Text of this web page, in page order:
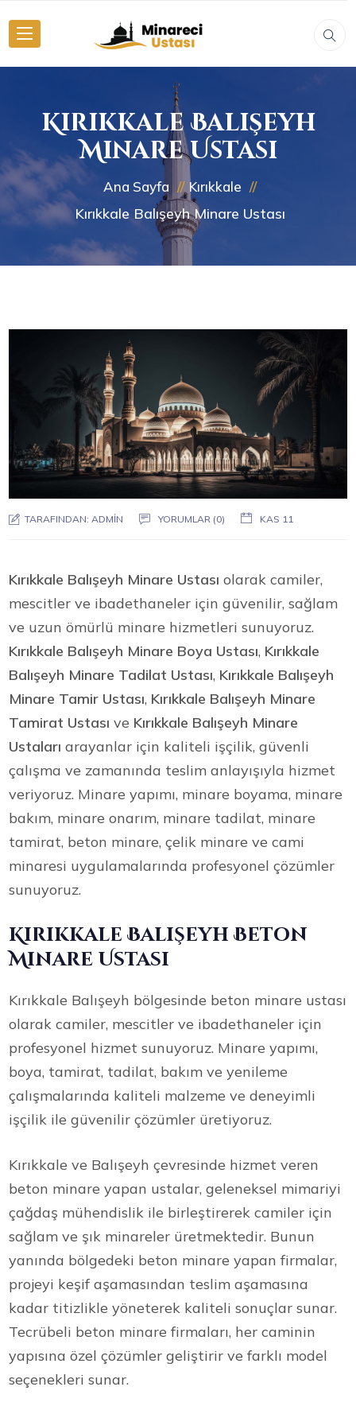
Kırıkkale Balışeyh
Minare Ustası
Ana Sayfa Kırıkkale
Kırıkkale Balışeyh Minare Ustası
TARAFINDAN: ADMIN YORUMLAR (0) KAS 11
Kırıkkale Balışeyh Minare Ustası olarak camiler,
mescitler ve ibadethaneler için güvenilir, sağlam
ve uzun ömürlü minare hizmetleri sunuyoruz.
Kırıkkale Balışeyh Minare Boya Ustası, Kırıkkale
Balışeyh Minare Tadilat Ustası, Kırıkkale Balışeyh
Minare Tamir Ustası, Kırıkkale Balışeyh Minare
Tamirat Ustası ve Kırıkkale Balışeyh Minare
Ustaları arayanlar için kaliteli işçilik, güvenli
çalışma ve zamanında teslim anlayışıyla hizmet
veriyoruz. Minare yapımı, minare boyama, minare
bakım, minare onarım, minare tadilat, minare
tamirat, beton minare, çelik minare ve cami
minaresi uygulamalarında profesyonel çözümler
sunuyoruz.
Kırıkkale Balışeyh Beton
Minare Ustası
Kırıkkale Balışeyh bölgesinde beton minare ustası
olarak camiler, mescitler ve ibadethaneler için
profesyonel hizmet sunuyoruz. Minare yapımı,
boya, tamirat, tadilat, bakım ve yenileme
çalışmalarında kaliteli malzeme ve deneyimli
işçilik ile güvenilir çözümler üretiyoruz.
Kırıkkale ve Balışeyh çevresinde hizmet veren
beton minare yapan ustalar, geleneksel mimariyi
çağdaş mühendislik ile birleştirerek camiler için
sağlam ve şık minareler üretmektedir. Bunun
yanında bölgedeki beton minare yapan firmalar,
projeyi keşif aşamasından teslim aşamasına
kadar titizlikle yöneterek kaliteli sonuçlar sunar.
Tecrübeli beton minare firmaları, her caminin
yapısına özel çözümler geliştirir ve farklı model
seçenekleri sunar.